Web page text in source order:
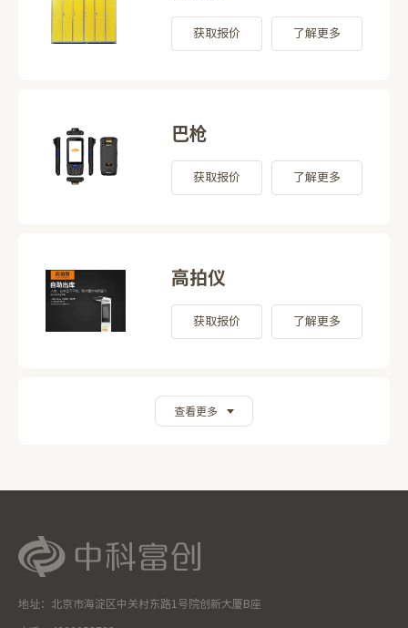
获取报价 了解更多
巴枪
获取报价 了解更多
高拍仪
获取报价 了解更多
查看更多
地址：北京市海淀区中关村东路1号院创新大厦B座